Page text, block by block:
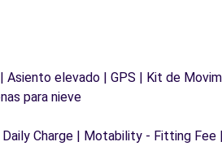
elevado | GPS | Kit de
para nieve
Charge | Motability - Fitting